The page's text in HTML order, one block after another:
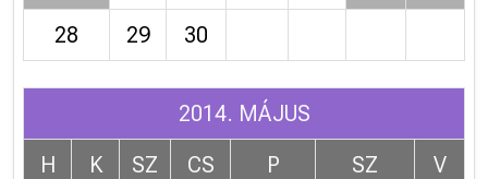
28
29 30
2014. MÁJUS
H
K SZ CS P SZ
V